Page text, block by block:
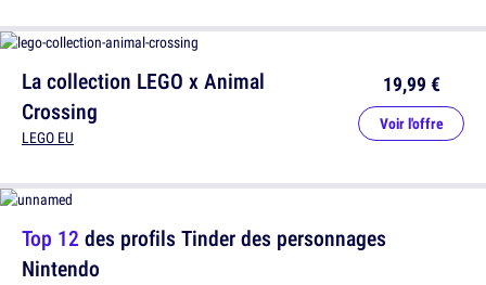
Top 12 des profils Tinder des personnages
Nintendo
La collection LEGO x Animal
Crossing
LEGO EU
19,99 €
Voir l'offre